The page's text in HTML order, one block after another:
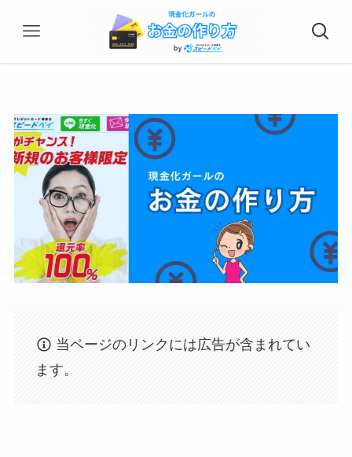
当ページのリンクには広告が含まれてい
ます。